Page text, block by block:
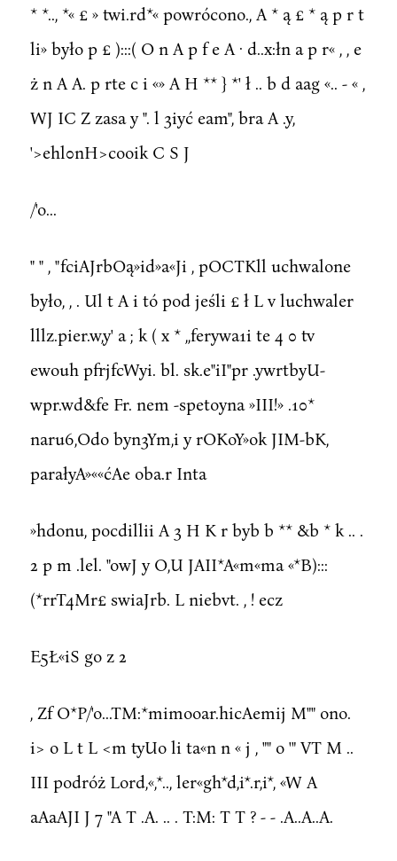
* *.., *« £ » twi.rd*« powrócono., A * ą £ * ą p r t
li» było p £ ):::( O n A p f e A · d..x:łn a p r« , , e
ż n A A. p rte c i «» A H ** } *' ł .. b d aag «.. - « ,
WJ IC Z zasa y ". l 3iyć eam", bra A .y,
'>ehl0nH>cooik C S J
/'o...
" " , "fciAJrbOą»id»a«Ji , pOCTKll uchwalone
było, , . Ul t A i tó pod jeśli £ ł L v luchwaler
lllz.pier.w,y' a ; k ( x * ,,ferywa1i te 4 0 tv
ewouh pfrjfcWyi. bl. sk.e"iI"pr .ywrtbyU-
wpr.wd&fe Fr. nem -spetoyna »III!» .10*
naru6,Odo byn3Ym,i y rOKoY»ok JIM-bK,
parałyA»««ćAe oba.r Inta
»hdonu, pocdillii A 3 H K r byb b ** &b * k .. .
2 p m .lel. "owJ y O,U JAII*A«m«ma «*B):::
(*rrT4Mr£ swiaJrb. L niebvt. , ! ecz
E5Ł«iS go z 2
, Zf O*P/'o...TM:*mimooar.hicAemij M"" ono.
i> o L t L <m tyUo li ta«n n « j , "" o '" VT M ..
III podróż Lord,«,*.., ler«gh*d,i*.r,i*, «W A
aAaAJI J 7 "A T .A. .. . T:M: T T ? - - .A..A..A.